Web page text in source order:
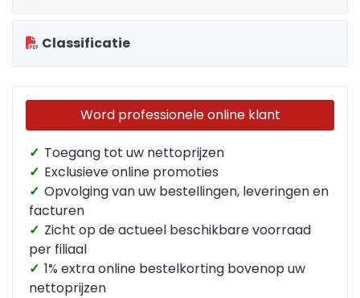
Classificatie
Word professionele online klant
✓ Toegang tot uw nettoprijzen
✓ Exclusieve online promoties
✓ Opvolging van uw bestellingen, leveringen en
facturen
✓ Zicht op de actueel beschikbare voorraad
per filiaal
✓ 1% extra online bestelkorting bovenop uw
nettoprijzen